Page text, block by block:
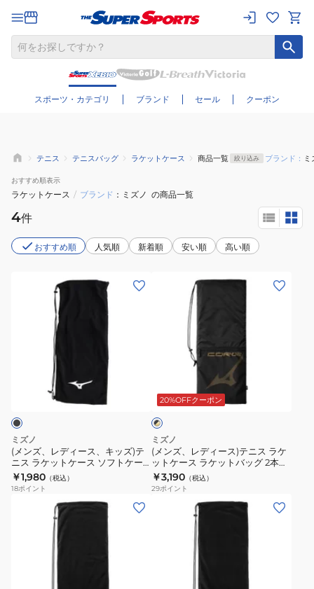
スポーツ・カテゴリ ブランド セール クーポン
さらに絞り込む
テニス テニスバッグ ラケットケース 商品一覧 絞り込み ブランド：
おすすめ順表示
ラケットケース / ブランド ミズノ の商品一覧
4件
おすすめ順 人気順 新着順 安い順 高い順
キ
ッ
ズ)
テ
ニ
ミズノ
(メンズ、レディース、キッズ)テ
ニス ラケットケース ソフトケー
ス1 63JD352109
￥1,980 （税込）
18ポイント
ス)
テ
ニ
ス
ラ
ケ
20%OFFクーポン
ブ
ッ
ー
ル
ド
ミズノ
(メンズ、レディース)テニス ラケ
ットケース ラケットバッグ 2本入
れ COR02v 63JDD00495
￥3,190 （税込）
29ポイント